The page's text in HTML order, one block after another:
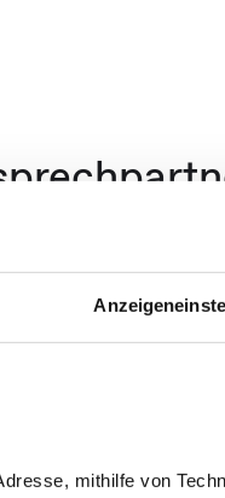
mithilfe von
auf
Krisen- und